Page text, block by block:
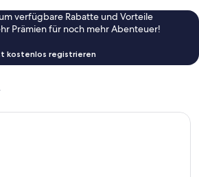
verfügbare Rabatte und Vorteile
Prämien für noch mehr Abenteuer!
kostenlos registrieren